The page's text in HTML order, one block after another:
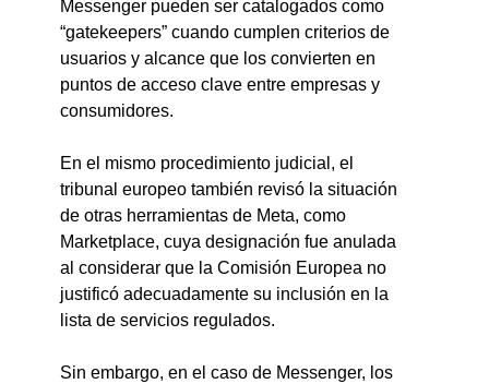
Messenger pueden ser catalogados como
“gatekeepers” cuando cumplen criterios de
usuarios y alcance que los convierten en
puntos de acceso clave entre empresas y
consumidores.
En el mismo procedimiento judicial, el
tribunal europeo también revisó la situación
de otras herramientas de Meta, como
Marketplace, cuya designación fue anulada
al considerar que la Comisión Europea no
justificó adecuadamente su inclusión en la
lista de servicios regulados.
Sin embargo, en el caso de Messenger, los